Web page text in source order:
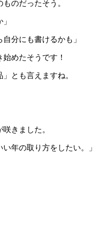
のだったそう。
分にも書けるかも」
めたそうです！
とも言えますね。
きました。
年の取り方をしたい。」